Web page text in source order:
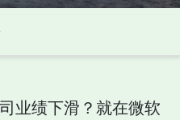
业绩下滑？就在微软